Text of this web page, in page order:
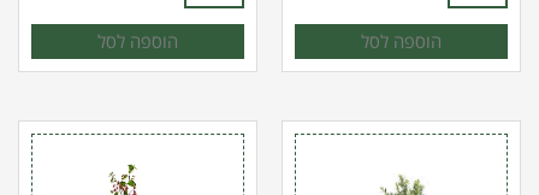
הוספה לסל הוספה לסל
כמות
של
הדס
כמות
של
בוגונויליה